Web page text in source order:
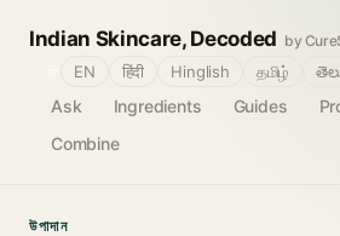
Indian Skincare, Decoded by
Ask Ingredients Guides
Combine
EN हिंदी Hinglish தமிழ்
উপাদান